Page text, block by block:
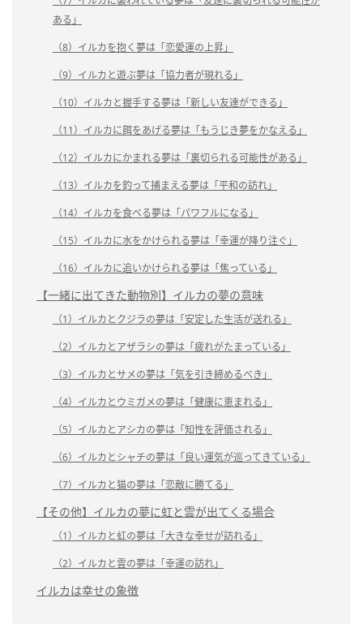
ある」
（8）イルカを抱く夢は「恋愛運の上昇」
（9）イルカと遊ぶ夢は「協力者が現れる」
（10）イルカと握手する夢は「新しい友達ができる」
（11）イルカに餌をあげる夢は「もうじき夢をかなえる」
（12）イルカにかまれる夢は「裏切られる可能性がある」
（13）イルカを釣って捕まえる夢は「平和の訪れ」
（14）イルカを食べる夢は「パワフルになる」
（15）イルカに水をかけられる夢は「幸運が降り注ぐ」
（16）イルカに追いかけられる夢は「焦っている」
【一緒に出てきた動物別】イルカの夢の意味
（1）イルカとクジラの夢は「安定した生活が送れる」
（2）イルカとアザラシの夢は「疲れがたまっている」
（3）イルカとサメの夢は「気を引き締めるべき」
（4）イルカとウミガメの夢は「健康に恵まれる」
（5）イルカとアシカの夢は「知性を評価される」
（6）イルカとシャチの夢は「良い運気が巡ってきている」
（7）イルカと猫の夢は「恋敵に勝てる」
【その他】イルカの夢に虹と雲が出てくる場合
（1）イルカと虹の夢は「大きな幸せが訪れる」
（2）イルカと雲の夢は「幸運の訪れ」
イルカは幸せの象徴